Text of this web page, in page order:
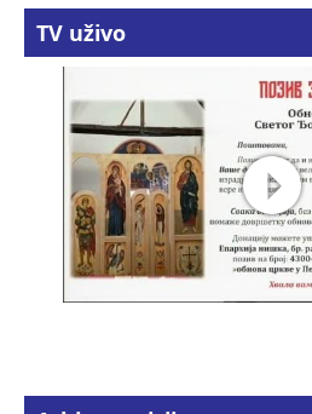
TV uživo